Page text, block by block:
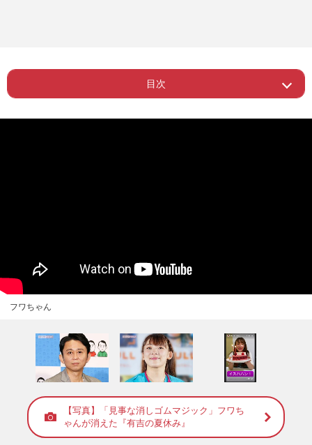
目次
Page 1 ー 不自然なアングルも……
フワちゃん
【写真】「見事な消しゴムマジック」フワち
ゃんが消えた『有吉の夏休み』